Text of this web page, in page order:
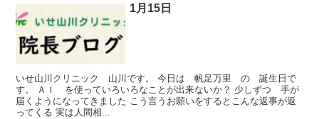
1月15日
いせ山川クリニック 山川です。 今日は 帆足万里 の 誕生日で
す。 ＡＩ を使っていろいろなことが出来ないか？ 少しずつ 手が
届くようになってきました こう言うお願いをするとこんな返事が返
ってくる 実は人間相...